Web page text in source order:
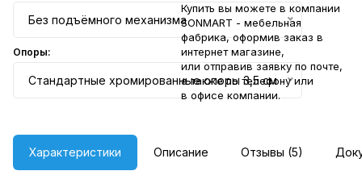
Без подъёмного механизма
Опоры:
Стандартные хромированные опоры 3,5 см
Купить вы можете в компании
SONMART - мебельная
фабрика, оформив заказ в
интернет магазине,
или отправив заявку по почте,
а также по телефону или
в офисе компании.
Характеристики Описание Отзывы (5)